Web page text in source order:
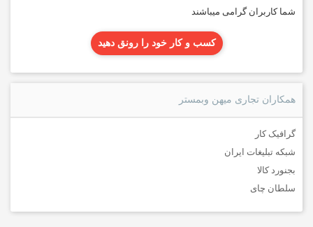
شما کاربران گرامی میباشند
کسب و کار خود را رونق دهید
همکاران تجاری میهن وبمستر
گرافیک کار
شبکه تبلیغات ایران
بجنورد کالا
سلطان چای